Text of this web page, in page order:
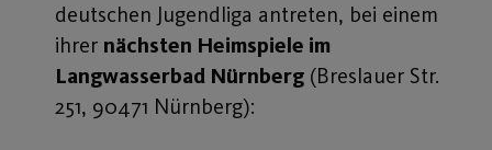
deutschen Jugendliga antreten, bei einem
ihrer nächsten Heimspiele im
Langwasserbad Nürnberg (Breslauer Str.
251, 90471 Nürnberg):